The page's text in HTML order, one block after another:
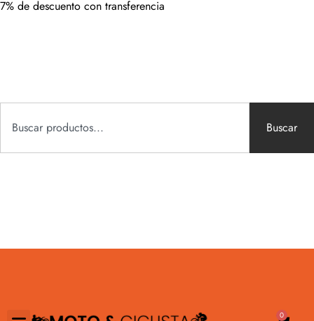
7% de descuento con transferencia
Buscar
0